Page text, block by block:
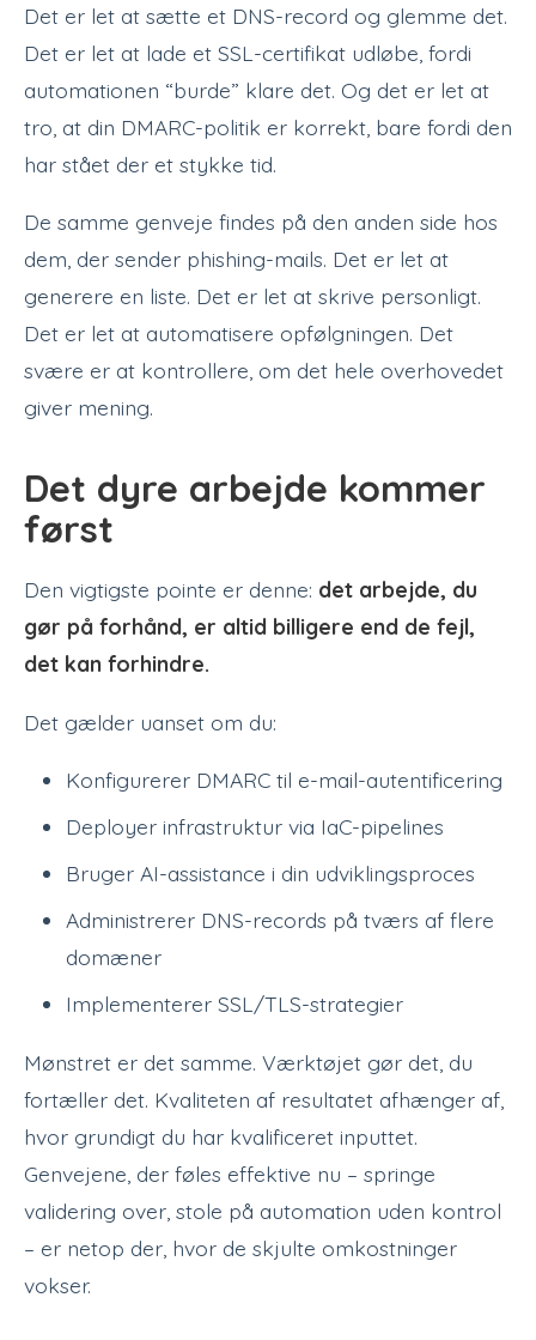
Det er let at sætte et DNS-record og glemme det.
Det er let at lade et SSL-certifikat udløbe, fordi
automationen “burde” klare det. Og det er let at
tro, at din DMARC-politik er korrekt, bare fordi den
har stået der et stykke tid.
De samme genveje findes på den anden side hos
dem, der sender phishing-mails. Det er let at
generere en liste. Det er let at skrive personligt.
Det er let at automatisere opfølgningen. Det
svære er at kontrollere, om det hele overhovedet
giver mening.
Det dyre arbejde kommer
først
Den vigtigste pointe er denne: det arbejde, du
gør på forhånd, er altid billigere end de fejl,
det kan forhindre.
Det gælder uanset om du:
Konfigurerer DMARC til e-mail-autentificering
Deployer infrastruktur via IaC-pipelines
Bruger AI-assistance i din udviklingsproces
Administrerer DNS-records på tværs af flere
domæner
Implementerer SSL/TLS-strategier
Mønstret er det samme. Værktøjet gør det, du
fortæller det. Kvaliteten af resultatet afhænger af,
hvor grundigt du har kvalificeret inputtet.
Genvejene, der føles effektive nu – springe
validering over, stole på automation uden kontrol
– er netop der, hvor de skjulte omkostninger
vokser.